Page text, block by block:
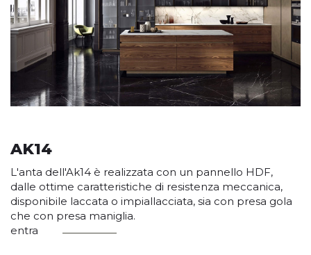
AK14
L'anta dell'Ak14 è realizzata con un pannello HDF,
dalle ottime caratteristiche di resistenza meccanica,
disponibile laccata o impiallacciata, sia con presa gola
che con presa maniglia.
entra